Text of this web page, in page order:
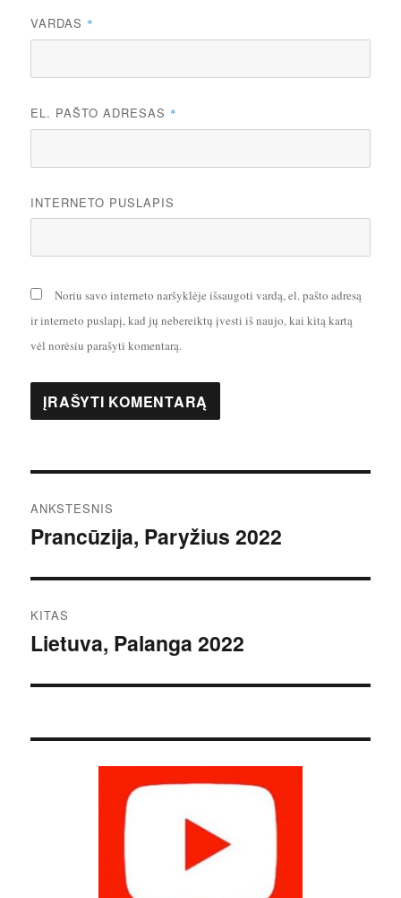
VARDAS *
EL. PAŠTO ADRESAS *
INTERNETO PUSLAPIS
Noriu savo interneto naršyklėje išsaugoti vardą, el. pašto adresą
ir interneto puslapį, kad jų nebereiktų įvesti iš naujo, kai kitą kartą
vėl norėsiu parašyti komentarą.
tarp
ANKSTESNIS
Ankstesnis
Prancūzija, Paryžius 2022
KITAS
Kitas
Lietuva, Palanga 2022